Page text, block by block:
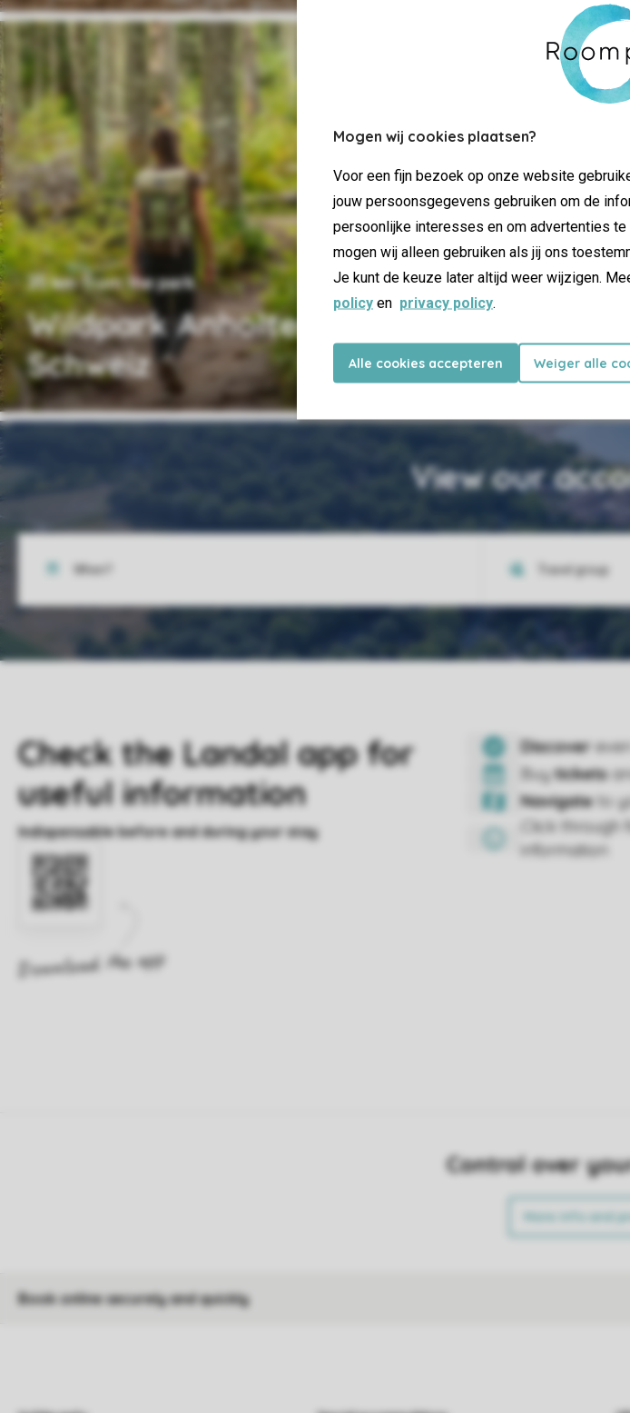
Mogen wij cookies plaatsen?
Voor een fijn bezoek op onze website
jouw persoonsgegevens gebruiken om de
persoonlijke interesses en om advertenties
mogen wij alleen gebruiken als jij ons
Je kunt de keuze later altijd weer wijzigen.
policy en privacy policy.
Alle cookies accepteren Weiger alle
Wildpark Anholter
Schweiz
25 km from the park
Park
30 km from the park
View our
Control over
More info and
Book online securely and quickly